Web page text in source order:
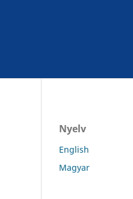
Nyelv
English
Magyar